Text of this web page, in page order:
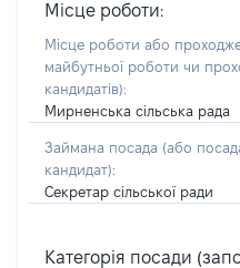
Місце роботи:
Місце роботи або
майбутньої роботи чи
кандидатів):
Мирненська сільська рада
Займана посада (або
кандидат):
Секретар сільської ради
Категорія посади